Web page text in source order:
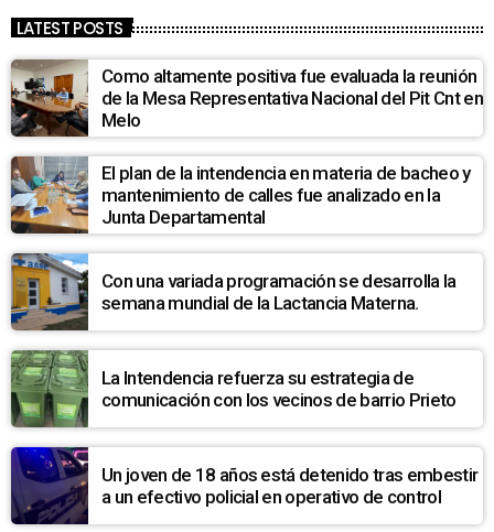
LATEST POSTS
Como altamente positiva fue evaluada la reunión
de la Mesa Representativa Nacional del Pit Cnt en
Melo
El plan de la intendencia en materia de bacheo y
mantenimiento de calles fue analizado en la
Junta Departamental
Con una variada programación se desarrolla la
semana mundial de la Lactancia Materna.
La Intendencia refuerza su estrategia de
comunicación con los vecinos de barrio Prieto
Un joven de 18 años está detenido tras embestir
a un efectivo policial en operativo de control